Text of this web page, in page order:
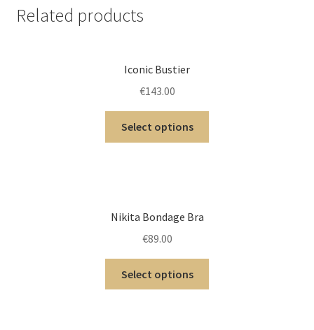
Related products
Iconic Bustier
€143.00
Select options
Nikita Bondage Bra
€89.00
Select options